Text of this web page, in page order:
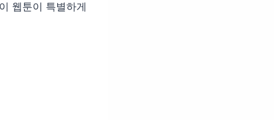
웹툰이 특별하게